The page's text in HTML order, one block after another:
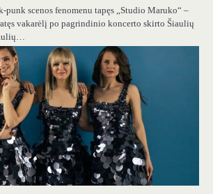
scenos fenomenu tapęs „Studio Maruko“ –
vakarėlį po pagrindinio koncerto skirto Šiaulių